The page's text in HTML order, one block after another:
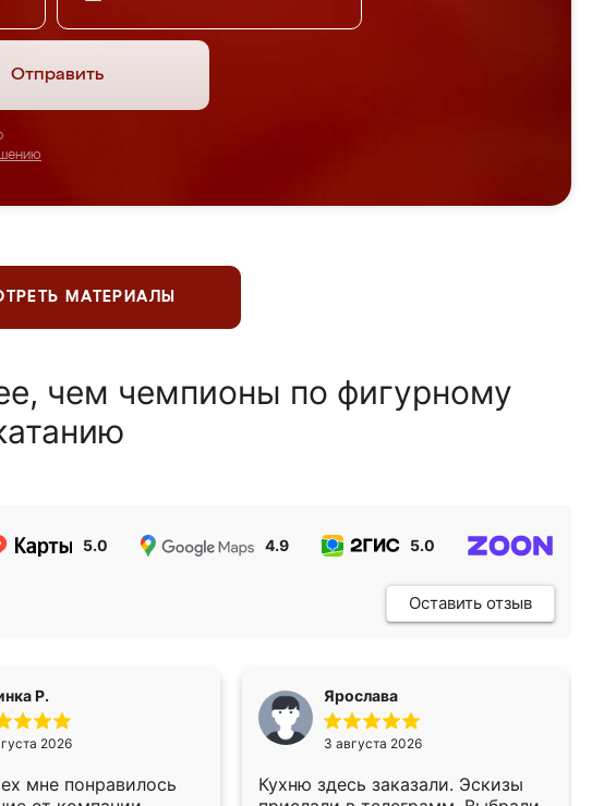
Отправить
МАТЕРИАЛЫ
чем чемпионы по фигурному
5.0 4.9 5.0
Оставить отзыв
Р.
2026
мне понравилось
Ярослава
3 августа 2026
Кухню здесь заказали. Эскизы